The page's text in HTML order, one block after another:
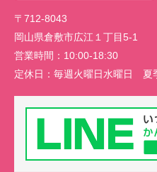
〒712-8043
岡山県倉敷市広江１丁目5-1
営業時間： 10:00-18:30
定休日： 毎週火曜日水曜日 夏